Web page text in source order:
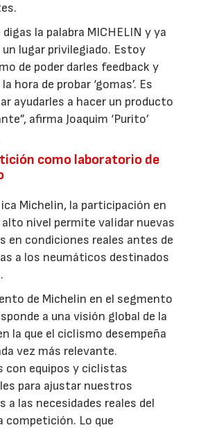
digas la palabra MICHELIN y ya
lugar privilegiado. Estoy
de poder darles feedback y
hora de probar ‘gomas’. Es
ayudarles a hacer un producto
afirma Joaquim ‘Purito’
como laboratorio de
Michelin, la participación en
alto nivel permite validar nuevas
en condiciones reales antes de
a los neumáticos destinados
de Michelin en el segmento
a una visión global de la
la que el ciclismo desempeña
vez más relevante.
con equipos y ciclistas
para ajustar nuestros
a las necesidades reales del
competición. Lo que